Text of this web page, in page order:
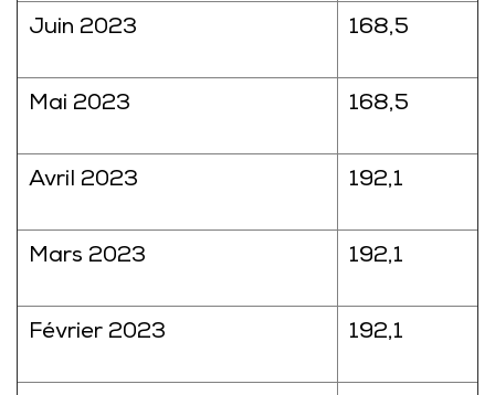
Juin 2023 168,5
Mai 2023 168,5
Avril 2023 192,1
Mars 2023 192,1
Février 2023 192,1